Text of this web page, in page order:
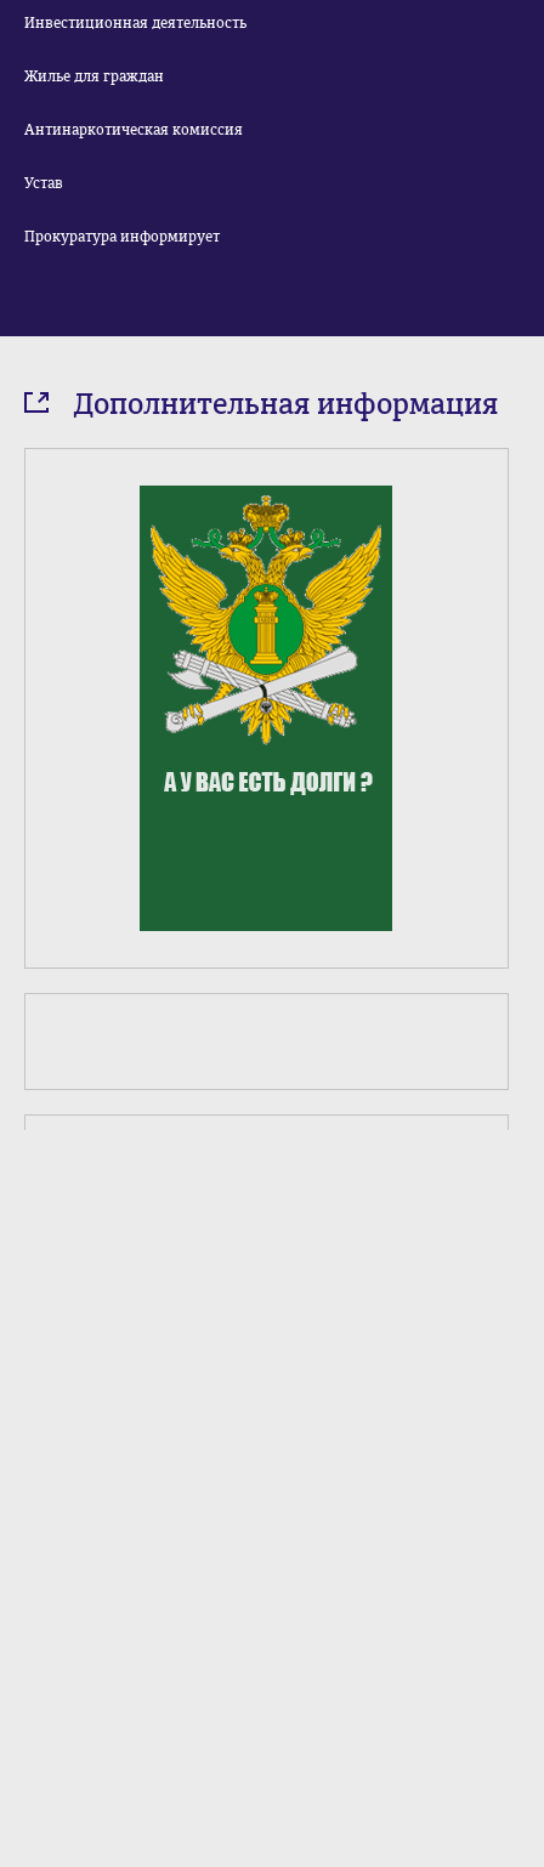
Инвестиционная деятельность
Жилье для граждан
Антинаркотическая комиссия
Устав
Прокуратура информирует
Дополнительная информация